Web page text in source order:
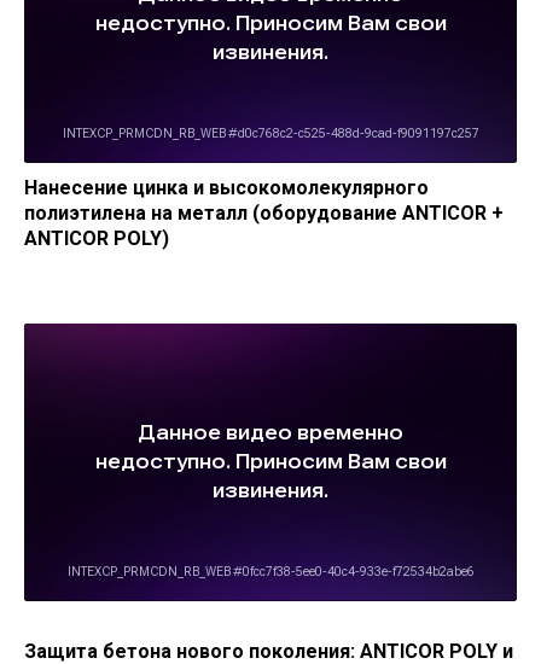
Нанесение цинка и высокомолекулярного
полиэтилена на металл (оборудование ANTICOR +
ANTICOR POLY)
Защита бетона нового поколения: ANTICOR POLY и